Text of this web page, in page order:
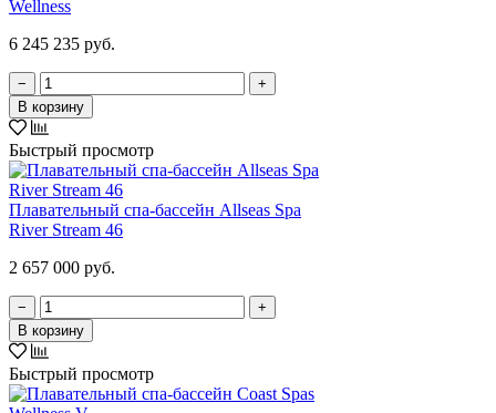
Wellness
6 245 235 руб.
−
+
В корзину
Быстрый просмотр
Плавательный спа-бассейн Allseas Spa
River Stream 46
2 657 000 руб.
−
+
В корзину
Быстрый просмотр